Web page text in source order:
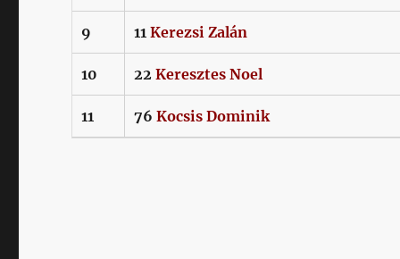
9 11Kerezsi Zalán
10 22Keresztes Noel
11 76Kocsis Dominik